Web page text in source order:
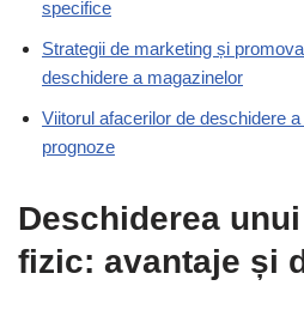
specifice
Strategii de marketing și
deschidere a magazinelor
Viitorul afacerilor de deschidere
prognoze
Deschiderea
fizic: avantaje și